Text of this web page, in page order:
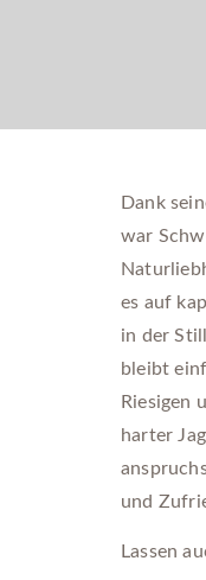
Dank
war
es auf
in der
bleibt
Riesigen
harter
und
Lassen